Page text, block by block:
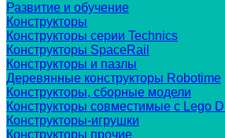
Развитие и обучение
Конструкторы
Конструкторы серии Technics
Конструкторы SpaceRail
Конструкторы и пазлы
Деревянные конструкторы Robotime
Конструкторы, сборные модели
Конструкторы совместимые с Lego
Конструкторы-игрушки
Конструкторы прочие